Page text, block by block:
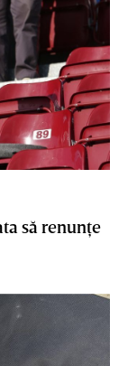
să renunţe